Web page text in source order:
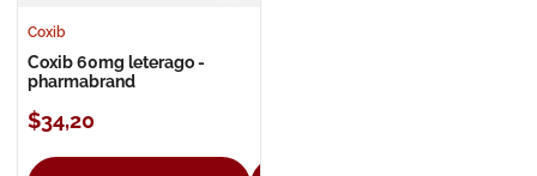
Coxib
Coxib 60mg leterago -
pharmabrand
$34,20